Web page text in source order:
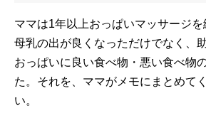
ママは1年以上おっぱいマッサージを
母乳の出が良くなっただけでなく、
おっぱいに良い食べ物・悪い食べ物
た。それを、ママがメモにまとめて
い。